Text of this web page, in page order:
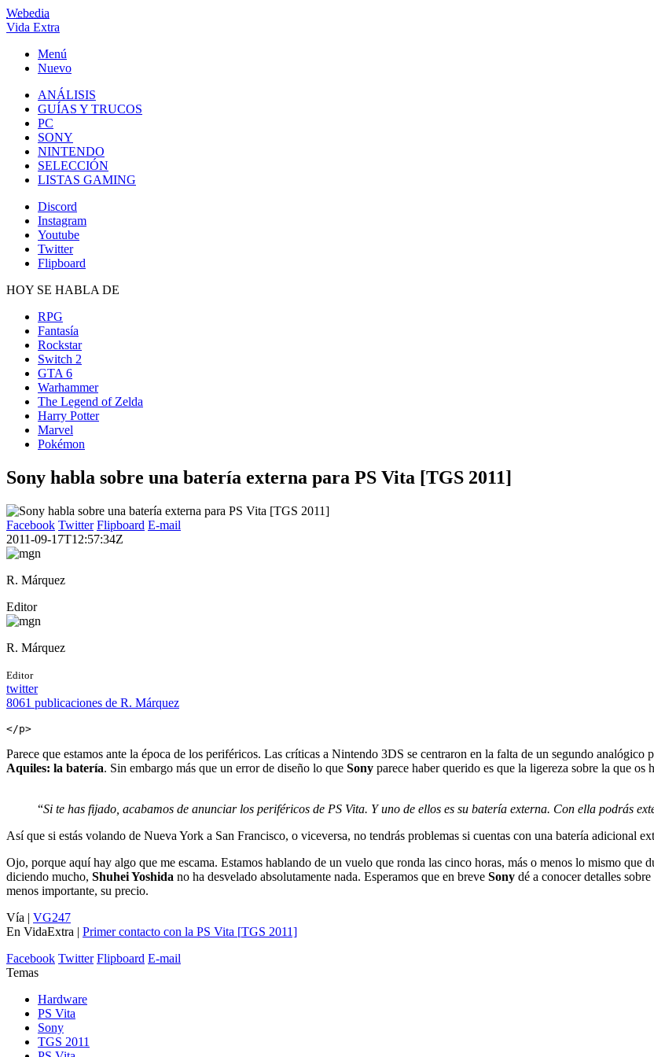
Webedia
Vida Extra
Menú
Nuevo
ANÁLISIS
GUÍAS Y TRUCOS
PC
SONY
NINTENDO
SELECCIÓN
LISTAS GAMING
Discord
Instagram
Youtube
Twitter
Flipboard
HOY SE HABLA DE
RPG
Fantasía
Rockstar
Switch 2
GTA 6
Warhammer
The Legend of Zelda
Harry Potter
Marvel
Pokémon
Sony habla sobre una batería externa para PS Vita [TGS 2011]
Facebook Twitter Flipboard E-mail
2011-09-17T12:57:34Z
R. Márquez
Editor
R. Márquez
Editor
twitter
8061 publicaciones de R. Márquez
Parece que estamos ante la época de los periféricos. Las críticas a Nintendo 3DS se centraron en la falta de un segundo analógico
Aquiles: la batería. Sin embargo más que un error de diseño lo que Sony parece haber querido es que la ligereza sobre la que os
“Si te has fijado, acabamos de anunciar los periféricos de PS Vita. Y uno de ellos es su batería externa. Con ella podrás
Así que si estás volando de Nueva York a San Francisco, o viceversa, no tendrás problemas si cuentas con una batería adicional
Ojo, porque aquí hay algo que me escama. Estamos hablando de un vuelo que ronda las cinco horas, más o menos lo mismo que
diciendo mucho, Shuhei Yoshida no ha desvelado absolutamente nada. Esperamos que en breve Sony dé a conocer detalles
menos importante, su precio.
Vía | VG247
En VidaExtra | Primer contacto con la PS Vita [TGS 2011]
Facebook Twitter Flipboard E-mail
Temas
Hardware
PS Vita
Sony
TGS 2011